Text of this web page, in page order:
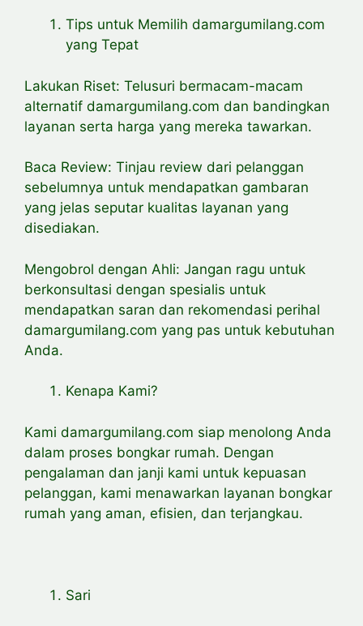
Tips untuk Memilih damargumilang.com
yang Tepat
Lakukan Riset: Telusuri bermacam-macam
alternatif damargumilang.com dan bandingkan
layanan serta harga yang mereka tawarkan.
Baca Review: Tinjau review dari pelanggan
sebelumnya untuk mendapatkan gambaran
yang jelas seputar kualitas layanan yang
disediakan.
Mengobrol dengan Ahli: Jangan ragu untuk
berkonsultasi dengan spesialis untuk
mendapatkan saran dan rekomendasi perihal
damargumilang.com yang pas untuk kebutuhan
Anda.
Kenapa Kami?
Kami damargumilang.com siap menolong Anda
dalam proses bongkar rumah. Dengan
pengalaman dan janji kami untuk kepuasan
pelanggan, kami menawarkan layanan bongkar
rumah yang aman, efisien, dan terjangkau.
Sari